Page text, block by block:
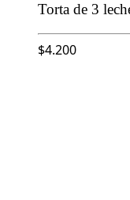
Torta de 3
$4.200